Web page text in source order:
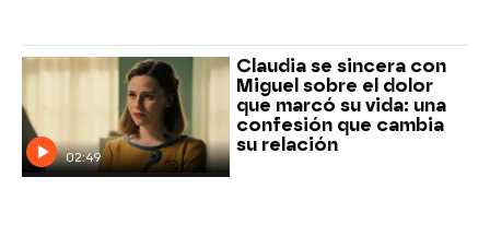
02:49
Claudia se sincera con
Miguel sobre el dolor
que marcó su vida: una
confesión que cambia
su relación